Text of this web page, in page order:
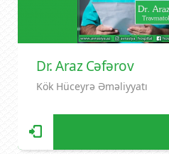
Dr. Araz Cəfərov
Kök Hüceyrə Əməliyyatı